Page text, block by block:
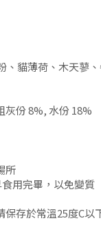
貓薄荷、木天蓼
灰份 8%, 水份 18%
的場所
用完畢，以免變質
存於常溫25度C